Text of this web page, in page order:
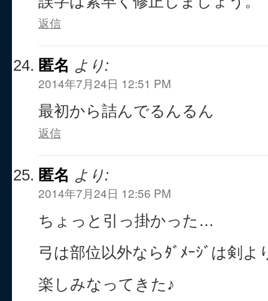
返信
匿名 より:
2014年7月24日 12:51 PM
最初から詰んでるんるん
返信
匿名 より:
2014年7月24日 12:56 PM
ちょっと引っ掛かった…
弓は部位以外ならﾀﾞﾒｰｼﾞは剣
楽しみなってきた♪